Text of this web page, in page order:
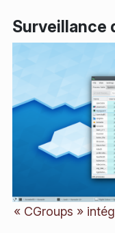
Surveillance
« CGroups »